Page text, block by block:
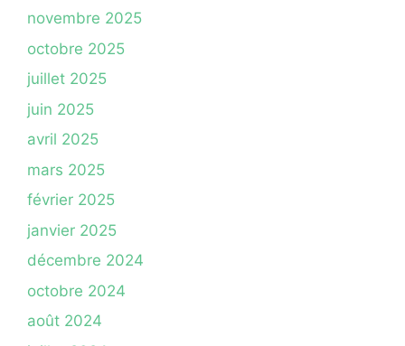
novembre 2025
octobre 2025
juillet 2025
juin 2025
avril 2025
mars 2025
février 2025
janvier 2025
décembre 2024
octobre 2024
août 2024